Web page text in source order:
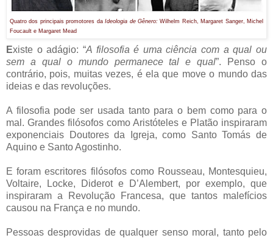
Quatro dos principais promotores daIdeologia de Gênero: Wilhelm Reich, Margaret Sanger, Michel
Foucault e Margaret Mead
Existe o adágio: “A filosofia é uma ciência com a qual ou
sem a qual o mundo permanece tal e qual”. Penso o
contrário, pois, muitas vezes, é ela que move o mundo das
ideias e das revoluções.
A filosofia pode ser usada tanto para o bem como para o
mal. Grandes filósofos como Aristóteles e Platão inspiraram
exponenciais Doutores da Igreja, como Santo Tomás de
Aquino e Santo Agostinho.
E foram escritores filósofos como Rousseau, Montesquieu,
Voltaire, Locke, Diderot e D’Alembert, por exemplo, que
inspiraram a Revolução Francesa, que tantos malefícios
causou na França e no mundo.
Pessoas desprovidas de qualquer senso moral, tanto pelo